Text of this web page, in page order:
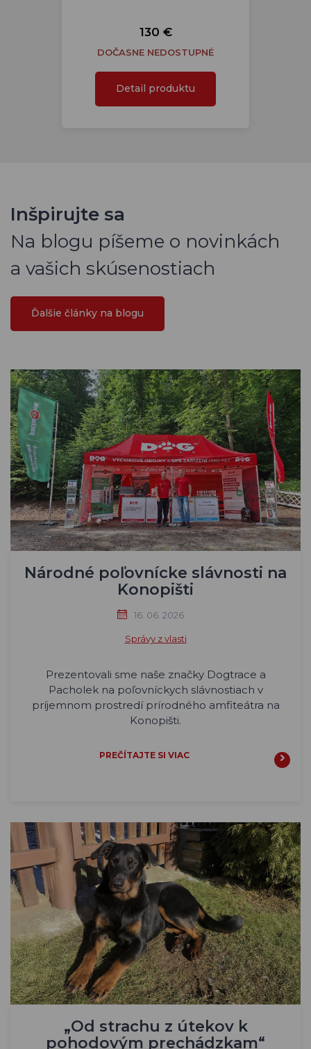
130 €
DOČASNE NEDOSTUPNÉ
Detail produktu
Inšpirujte sa
Na blogu píšeme o novinkách
a vašich skúsenostiach
Ďalšie články na blogu
Národné poľovnícke slávnosti na
Konopišti
16. 06. 2026
Správy z vlasti
Prezentovali sme naše značky Dogtrace a
Pacholek na poľovníckych slávnostiach v
príjemnom prostredí prírodného amfiteátra na
Konopišti.
PREČÍTAJTE SI VIAC
„Od strachu z útekov k
pohodovým prechádzkam“